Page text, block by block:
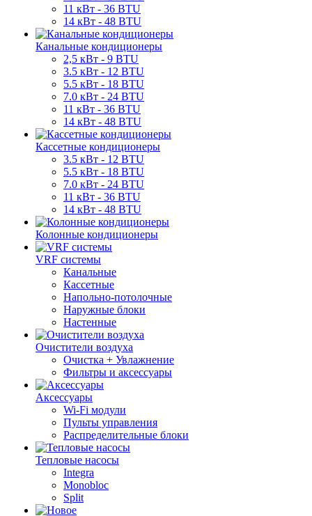
11 кВт - 36 BTU
14 кВт - 48 BTU
Канальные кондиционеры
2,5 кВт - 9 BTU
3.5 кВт - 12 BTU
5.5 кВт - 18 BTU
7.0 кВт - 24 BTU
11 кВт - 36 BTU
14 кВт - 48 BTU
Кассетные кондиционеры
3.5 кВт - 12 BTU
5.5 кВт - 18 BTU
7.0 кВт - 24 BTU
11 кВт - 36 BTU
14 кВт - 48 BTU
Колонные кондиционеры
VRF системы
Канальные
Кассетные
Напольно-потолочные
Наружные блоки
Настенные
Очистители воздуха
Очистка + Увлажнение
Фильтры и аксессуары
Аксессуары
Wi-Fi модули
Пульты управления
Распределительные блоки
Тепловые насосы
Integra
Monobloc
Split